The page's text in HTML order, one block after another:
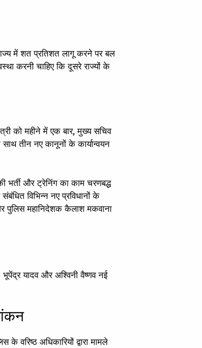
में शत प्रतिशत लागू करने पर बल
करनी चाहिए कि दूसरे राज्यों के
को महीने में एक बार, मुख्य सचिव
तीन नए कानूनों के कार्यान्वयन
भर्ती और ट्रेनिंग का काम चरणबद्ध
विभिन्न नए प्रविधानों के
पुलिस महानिदेशक कैलाश मकवाना
भूपेंद्र यादव और अश्विनी वैष्णव नई
अधिकारियों द्वारा मामले